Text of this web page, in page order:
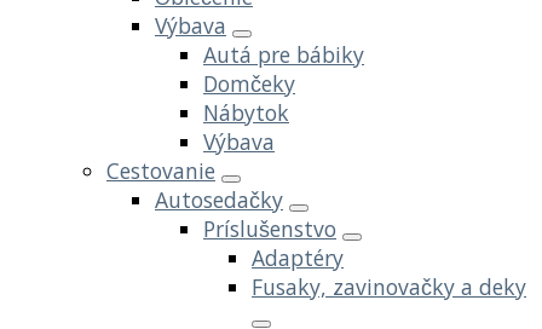
Výbava
Autá pre bábiky
Domčeky
Nábytok
Výbava
Cestovanie
Autosedačky
Príslušenstvo
Adaptéry
Fusaky, zavinovačky a deky